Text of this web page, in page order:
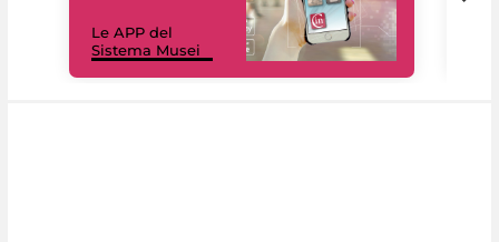
Le APP del
Sistema Musei